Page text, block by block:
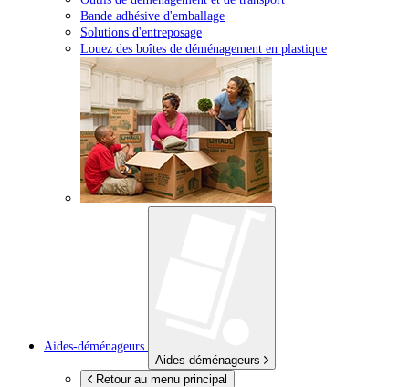
Bande adhésive d'emballage
Solutions d'entreposage
Louez des boîtes de déménagement en plastique
Aides-déménageurs
Aides-déménageurs
Retour au menu principal